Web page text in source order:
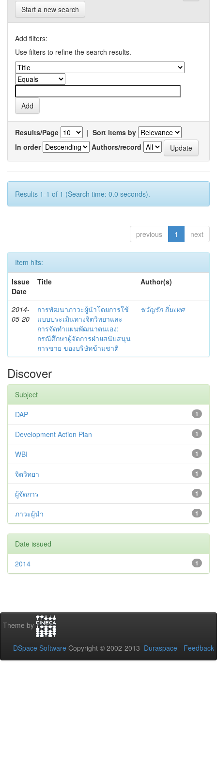
Start a new search
Add filters:
Use filters to refine the search results.
Results/Page | Sort items by
In order
Authors/record
Results 1-1 of 1 (Search time: 0.0 seconds).
previous 1 next
Item hits:
Issue
Date
Title Author(s)
2014-
05-20
การพัฒนาภาวะผู้นำโดยการใช้
แบบประเมินทางจิตวิทยาและ
การจัดทำแผนพัฒนาตนเอง:
กรณีศึกษาผู้จัดการฝ่ายสนับสนุน
การขาย ของบริษัทข้ามชาติ
ขวัญรัก ถิ่นเทศ
Discover
Subject
1
DAP
1
Development Action Plan
1
WBI
1
จิตวิทยา
1
ผู้จัดการ
1
ภาวะผู้นำ
Date issued
1
2014
Theme by
DSpace Software Copyright © 2002-2013 Duraspace - Feedback